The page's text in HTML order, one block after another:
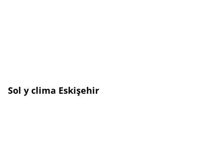
Sol y clima Eskişehir